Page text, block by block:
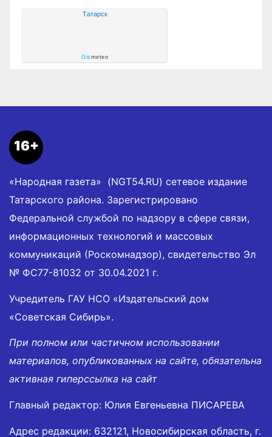
Татарск
Gismeteo
16+
«Народная газета» (NGT54.RU) сетевое издание
Татарского района. Зарегистрировано
Федеральной службой по надзору в сфере связи,
информационных технологий и массовых
коммуникаций (Роскомнадзор), свидетельство Эл
№ ФС77-81032 от 30.04.2021 г.
Учредитель ГАУ НСО «Издательский дом
«Советская Сибирь».
При полном или частичном использовании
материалов, опубликованных на сайте, обязательна
активная гиперссылка на сайт
Главный редактор: Юлия Евгеньевна ПИСАРЕВА
Адрес редакции: 632121, Новосибирская область, г.